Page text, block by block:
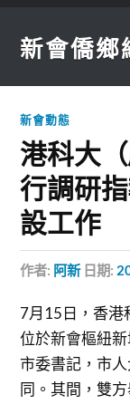
新會僑鄉
新會動態
港科大
行調研
設工作
作者: 阿新 日期:
7月15日，香港
位於新會樞紐
市委書記，市
同。其間，雙